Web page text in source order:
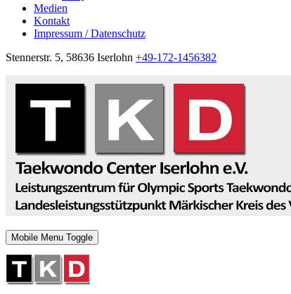
Medien
Kontakt
Impressum / Datenschutz
Stennerstr. 5, 58636 Iserlohn +49-172-1456382
Mobile Menu Toggle